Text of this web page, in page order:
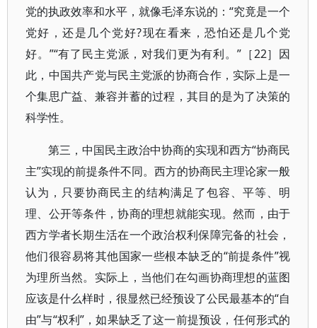
党的执政效率和水平，就像毛泽东说的：“究竟是一个
党好，还是几个党好?现在看来，恐怕还是几个党
好。”“有了民主党派，对我们更为有利。”［22］因
此，中国共产党与民主党派的协商合作，实际上是一
个集思广益、兼容并蓄的过程，其目的是为了决策的
科学性。
第三，中国民主政治中协商的实现和西方“协商民
主”实现的前提条件不同。西方的协商民主理论家一般
认为，只要协商民主的结构满足了包容、平等、明
理、公开等条件，协商的理想就能实现。然而，由于
西方学者长期生活在一个政治权利保障完备的社会，
他们很容易将其他国家一些根本缺乏的“前提条件”视
为理所当然。实际上，当他们在勾画协商理想的蓝图
应该是什么样时，很显然已经预设了公民最基本的“自
由”与“权利”，如果缺乏了这一前提预设，任何形式的